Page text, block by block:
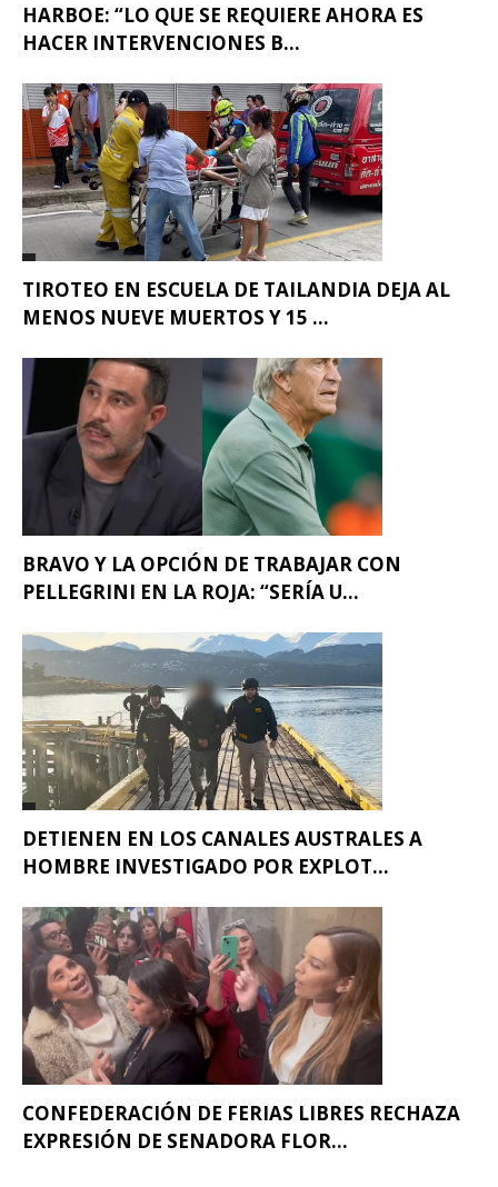
HARBOE: “LO QUE SE REQUIERE AHORA ES
HACER INTERVENCIONES B...
TIROTEO EN ESCUELA DE TAILANDIA DEJA AL
MENOS NUEVE MUERTOS Y 15 ...
BRAVO Y LA OPCIÓN DE TRABAJAR CON
PELLEGRINI EN LA ROJA: “SERÍA U...
DETIENEN EN LOS CANALES AUSTRALES A
HOMBRE INVESTIGADO POR EXPLOT...
CONFEDERACIÓN DE FERIAS LIBRES RECHAZA
EXPRESIÓN DE SENADORA FLOR...